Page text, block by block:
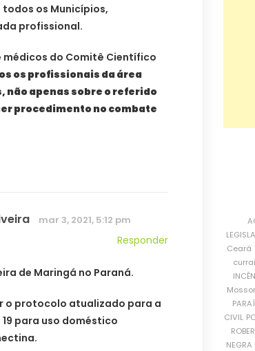
os Municípios,
profissional.
médicos do Comitê Científico
os profissionais da área
não apenas sobre o referido
procedimento no combate
mar 3, 2021, 5:12 pm
Responder
de Maringá no Paraná.
o protocolo atualizado para a
para uso doméstico
Ceará
CIVIL
NEGRA